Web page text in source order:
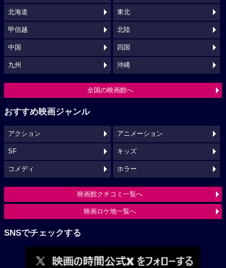
北海道 東北
甲信越 北陸
中国 四国
九州 沖縄
全国の映画館へ
おすすめ映画ジャンル
アクション アニメーション
SF キッズ
コメディ ホラー
映画館クチコミ一覧へ
映画ロケ地一覧へ
SNSでチェックする